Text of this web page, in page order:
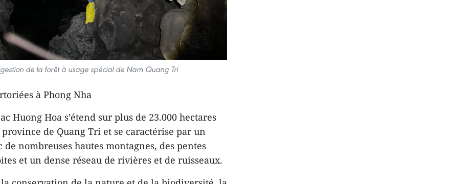
de la forêt à usage spécial de Nam Quang Tri
à Phong Nha
Huong Hoa s’étend sur plus de 23.000 hectares
de Quang Tri et se caractérise par un
nombreuses hautes montagnes, des pentes
et un dense réseau de rivières et de ruisseaux.